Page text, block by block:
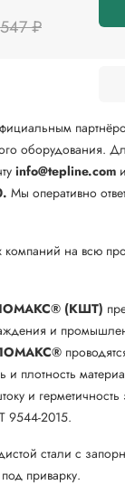
₽
оборудования.
info@tepline.com
Мы оперативно
на всю
(КШТ)
и
и плотность
и
9544-2015.
стали с
приварку.